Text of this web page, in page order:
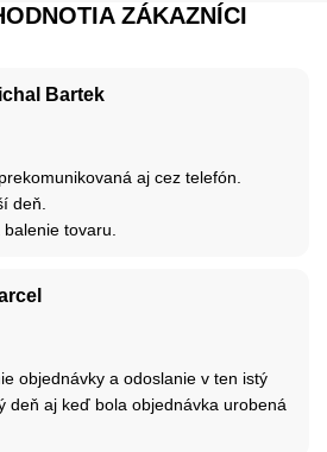
ZÁKAZNÍCI
Bartek
aj cez telefón.
deň.
tovaru.
objednávky a odoslanie v ten istý
deň aj keď bola objednávka urobená